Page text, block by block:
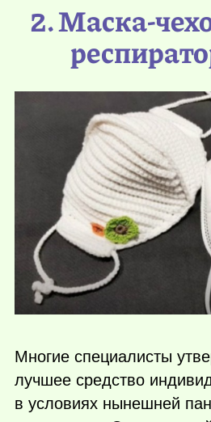
2. Маска-
Многие специалисты
лучшее средство
в условиях нынешней